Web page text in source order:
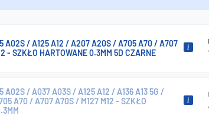
A02S / A125 A12 / A207 A20S / A705 A70 / A707
- SZKŁO HARTOWANE 0.3MM 5D CZARNE
A02S / A037 A03S / A125 A12 / A136 A13 5G /
A70 / A707 A70S / M127 M12 - SZKŁO